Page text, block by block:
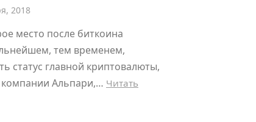
2018
место после биткоина
тем временем,
статус главной криптовалюты,
компании Альпари,… Читать